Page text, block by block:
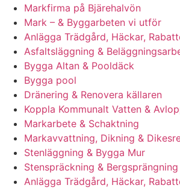
Markfirma på Bjärehalvön
Mark – & Byggarbeten vi utför
Anlägga Trädgård, Häckar,
Asfaltsläggning &
Bygga Altan & Pooldäck
Bygga pool
Dränering & Renovera källaren
Koppla Kommunalt Vatten &
Markarbete & Schaktning
Markavvattning, Dikning &
Stenläggning & Bygga Mur
Stenspräckning & Bergsprängning
Anlägga Trädgård, Häckar,